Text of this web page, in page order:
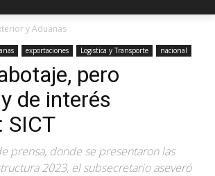
y Aduanas
exportaciones Logistica y Transporte nacional
pero
de interés
SICT
prensa, donde se presentaron las
2023, el subsecretario aseveró